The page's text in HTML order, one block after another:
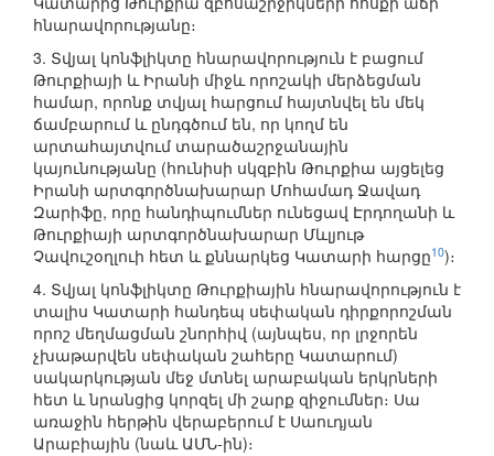
հնարավորությանը։
3. Տվյալ կոնֆլիկտը հնարավորություն է բացում
Թուրքիայի և Իրանի միջև որոշակի մերձեցման
համար, որոնք տվյալ հարցում հայտնվել են մեկ
ճամբարում և ընդգծում են, որ կողմ են
արտահայտվում տարածաշրջանային
կայունությանը (հունիսի սկզբին Թուրքիա այցելեց
Իրանի արտգործնախարար Մոհամադ Ջավադ
Զարիֆը, որը հանդիպումներ ունեցավ Էրդողանի և
Թուրքիայի արտգործնախարար Մևլյութ
Չավուշօղլուի հետ և քննարկեց Կատարի հարցը10)։
4. Տվյալ կոնֆլիկտը Թուրքիային հնարավորություն է
տալիս Կատարի հանդեպ սեփական դիրքորոշման
որոշ մեղմացման շնորհիվ (այնպես, որ լրջորեն
չխաթարվեն սեփական շահերը Կատարում)
սակարկության մեջ մտնել արաբական երկրների
հետ և նրանցից կորզել մի շարք զիջումներ։ Սա
առաջին հերթին վերաբերում է Սաուդյան
Արաբիային (նաև ԱՄՆ-ին)։